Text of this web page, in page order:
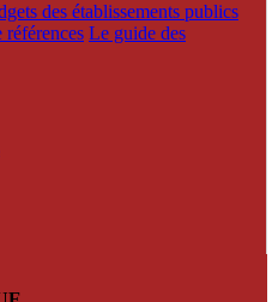
des établissements publics
références Le guide des